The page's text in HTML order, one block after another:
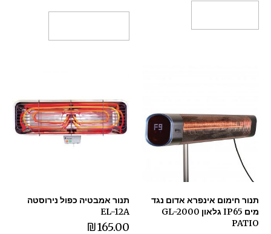
תנור חימום אינפרא אדום נגד
מים IP65 גלאון GL-2000
PATIO
תנור אמבטיה כפול נירוסטה
EL-12A
₪165.00